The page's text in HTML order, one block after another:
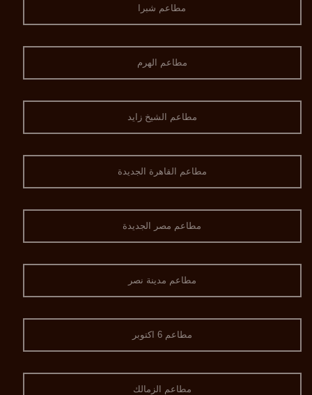
مطاعم شبرا
مطاعم الهرم
مطاعم الشيخ زايد
مطاعم القاهرة الجديدة
مطاعم مصر الجديدة
مطاعم مدينة نصر
مطاعم 6 اكتوبر
مطاعم الزمالك